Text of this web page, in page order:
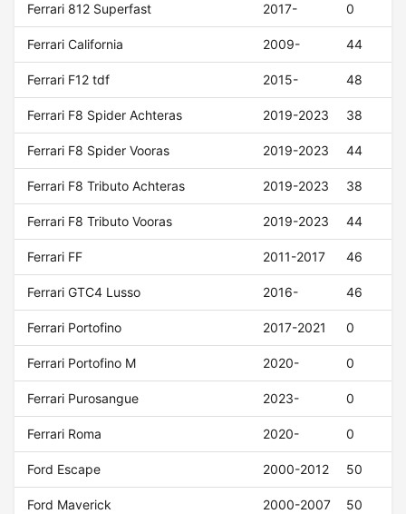
Ferrari 812 Superfast 2017- 0
Ferrari California 2009- 44
Ferrari F12 tdf 2015- 48
Ferrari F8 Spider Achteras 2019-2023 38
Ferrari F8 Spider Vooras 2019-2023 44
Ferrari F8 Tributo Achteras 2019-2023 38
Ferrari F8 Tributo Vooras 2019-2023 44
Ferrari FF 2011-2017 46
Ferrari GTC4 Lusso 2016- 46
Ferrari Portofino 2017-2021 0
Ferrari Portofino M 2020- 0
Ferrari Purosangue 2023- 0
Ferrari Roma 2020- 0
Ford Escape 2000-2012 50
Ford Maverick 2000-2007 50